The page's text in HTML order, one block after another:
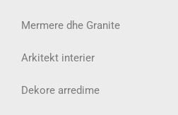
Mermere dhe Granite
Arkitekt interier
Dekore arredime